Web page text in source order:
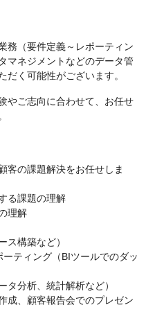
務（要件定義～レポーティン
マネジメントなどのデータ管
く可能性がございます。
やご志向に合わせて、お任せ
客の課題解決をお任せしま
る課題の理解
理解
ス構築など）
ティング（BIツールでのダッ
タ分析、統計解析など）
成、顧客報告会でのプレゼン